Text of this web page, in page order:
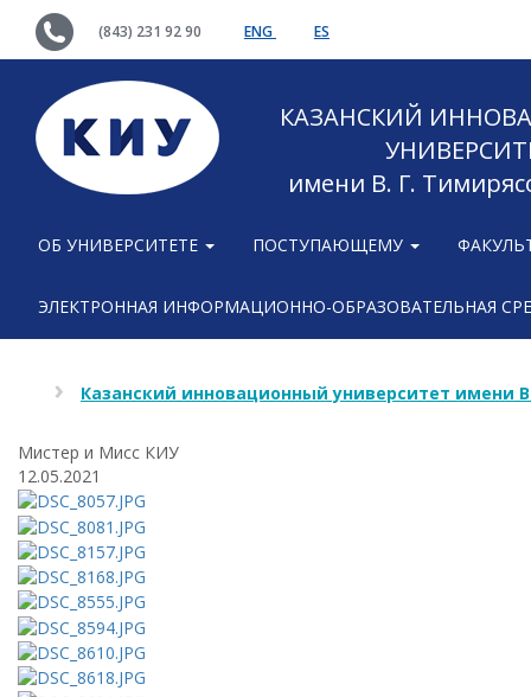
(843) 231 92 90 ENG ES
КАЗАНСКИЙ
имени В. Г.
ОБ УНИВЕРСИТЕТЕ ПОСТУПАЮЩЕМУ
ЭЛЕКТРОННАЯ ИНФОРМАЦИОННО-ОБРАЗОВАТЕЛЬНАЯ
Казанский инновационный университет имени
Мистер и Мисс КИУ
12.05.2021